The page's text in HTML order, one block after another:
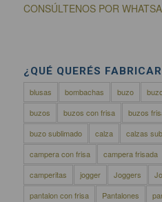
CONSÚLTENOS POR
¿QUÉ QUERÉS
blusas bombachas buzo
buzos
buzos con frisa buzos
buzo sublimado
calza calzas
campera con frisa
campera frisada
camperitas
jogger Joggers
pantalon con frisa
Pantalones